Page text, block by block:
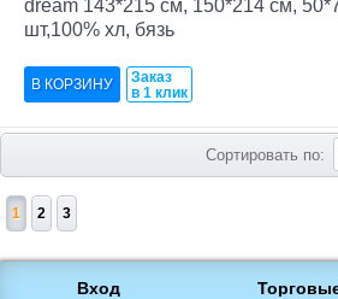
dream 143*215 см, 150*214 см,
шт,100% хл, бязь
Заказ
в 1 клик
Сортировать по:
1 2 3
Вход